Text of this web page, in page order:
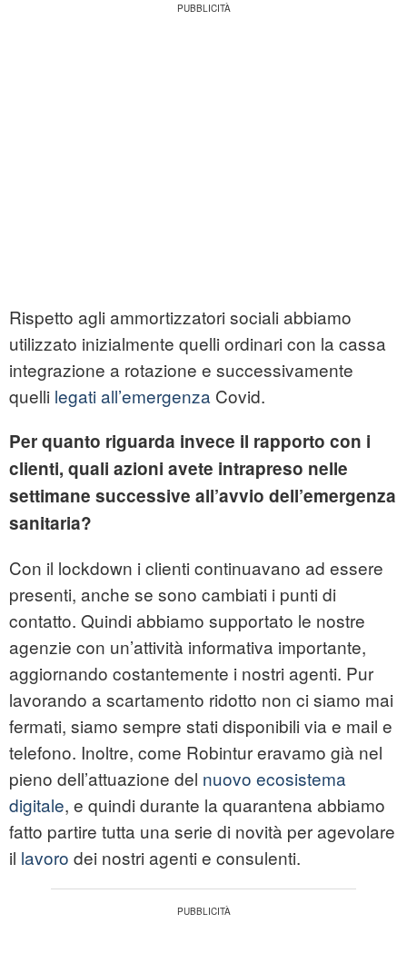
Rispetto agli ammortizzatori sociali abbiamo
utilizzato inizialmente quelli ordinari con la cassa
integrazione a rotazione e successivamente
quelli legati all’emergenza Covid.
Per quanto riguarda invece il rapporto con i
clienti, quali azioni avete intrapreso nelle
settimane successive all’avvio dell’emergenza
sanitaria?
Con il lockdown i clienti continuavano ad essere
presenti, anche se sono cambiati i punti di
contatto. Quindi abbiamo supportato le nostre
agenzie con un’attività informativa importante,
aggiornando costantemente i nostri agenti. Pur
lavorando a scartamento ridotto non ci siamo mai
fermati, siamo sempre stati disponibili via e mail e
telefono. Inoltre, come Robintur eravamo già nel
pieno dell’attuazione del nuovo ecosistema
digitale, e quindi durante la quarantena abbiamo
fatto partire tutta una serie di novità per agevolare
il lavoro dei nostri agenti e consulenti.